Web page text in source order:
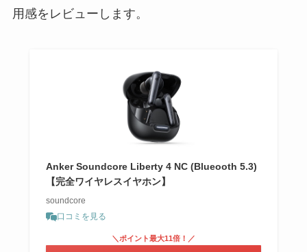
用感をレビューします。
Anker Soundcore Liberty 4 NC (Blueooth 5.3)
【完全ワイヤレスイヤホン】
soundcore
口コミを見る
＼ポイント最大11倍！／